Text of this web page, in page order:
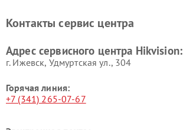
Контакты сервис центра
Адрес сервисного центра Hikvision:
г. Ижевск, Удмуртская ул., 304
Горячая линия:
+7 (341) 265-07-67